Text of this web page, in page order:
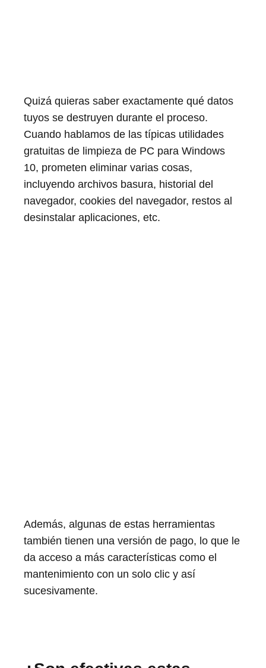
Quizá quieras saber exactamente qué datos
tuyos se destruyen durante el proceso.
Cuando hablamos de las típicas utilidades
gratuitas de limpieza de PC para Windows
10, prometen eliminar varias cosas,
incluyendo archivos basura, historial del
navegador, cookies del navegador, restos al
desinstalar aplicaciones, etc.
Además, algunas de estas herramientas
también tienen una versión de pago, lo que le
da acceso a más características como el
mantenimiento con un solo clic y así
sucesivamente.